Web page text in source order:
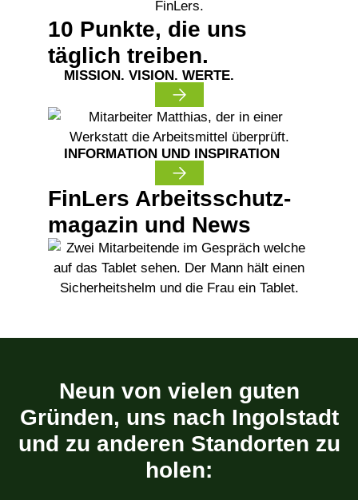
10 Punkte, die uns
täglich treiben.
MISSION. VISION. WERTE.
INFORMATION UND INSPIRATION
FinLers Arbeitsschutz­
magazin und News
Neun von vielen guten
Gründen, uns nach Ingolstadt
und zu anderen Standorten zu
holen: